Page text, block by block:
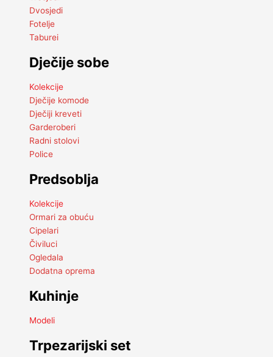
Dvosjedi
Fotelje
Taburei
Dječije sobe
Kolekcije
Dječije komode
Dječiji kreveti
Garderoberi
Radni stolovi
Police
Predsoblja
Kolekcije
Ormari za obuću
Cipelari
Čiviluci
Ogledala
Dodatna oprema
Kuhinje
Modeli
Trpezarijski set